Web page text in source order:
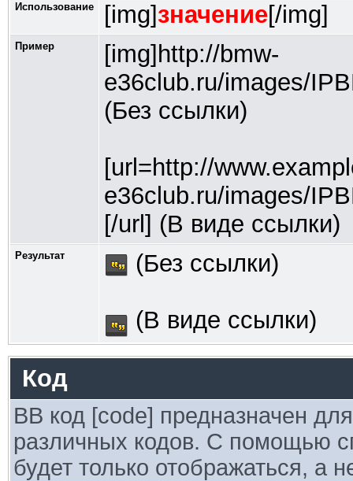
Использование [img]значение[/img]
Пример
[img]http://bmw-
e36club.ru/images/
(Без ссылки)
[url=http://
e36club.ru/images/
[/url] (В виде ссылки)
Результат (Без ссылки)
(В виде ссылки)
Код
BB код [code] предназначен
различных кодов. С помощью
будет только отображаться, а